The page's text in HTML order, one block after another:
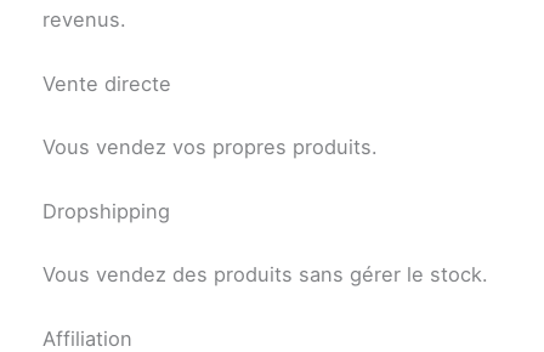
revenus.
Vente directe
Vous vendez vos propres produits.
Dropshipping
Vous vendez des produits sans gérer le stock.
Affiliation